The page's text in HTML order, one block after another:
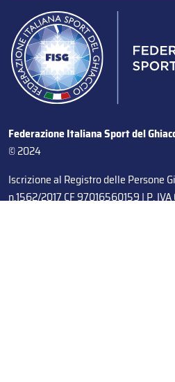
Federazione Italiana Sport del
© 2024
Iscrizione al Registro delle Persone
n.1562/2017 CF 97016560159 | P.